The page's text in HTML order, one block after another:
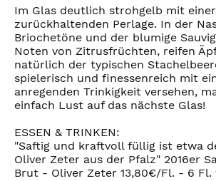
Im Glas deutlich strohgelb mit
zurückhaltenden Perlage. In der
Briochetöne und der blumige
Noten von Zitrusfrüchten, reifen
natürlich der typischen
spielerisch und finessenreich mit
anregenden Trinkigkeit versehen,
einfach Lust auf das nächste Glas!
ESSEN & TRINKEN:
"Saftig und kraftvoll füllig ist etwa
Oliver Zeter aus der Pfalz" 2016er
Brut - Oliver Zeter 13,80€/Fl. - 6 Fl.